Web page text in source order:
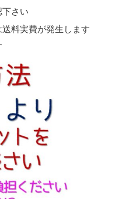
さい
実費が発生します